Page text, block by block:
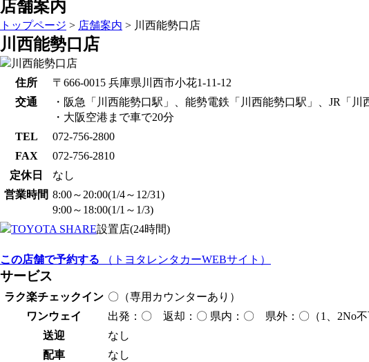
店舗案内
トップページ > 店舗案内 > 川西能勢口店
川西能勢口店
住所
〒666-0015 兵庫県川西市小花1-11-12
交通
・阪急「川西能勢口駅」、能勢電鉄「川西能勢口駅」、JR「
・大阪空港まで車で20分
TEL
072-756-2800
FAX
072-756-2810
定休日
なし
営業時間 8:00～20:00(1/4～12/31)
9:00～18:00(1/1～1/3)
設置店(24時間)
この店舗で予約する （トヨタレンタカーWEBサイト）
サービス
ラク楽チェックイン 〇（専用カウンターあり）
ワンウェイ
出発：〇 返却：〇 県内：〇 県外：〇（1、2No不
送迎
なし
配車
なし